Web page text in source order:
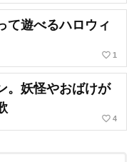
て遊べるハロウィ
favorite_border 1
。妖怪やおばけが
favorite_border 4